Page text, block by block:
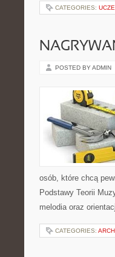
CATEGORIES:
POSTED BY ADMIN
osób, które chcą
Podstawy Teorii
melodia oraz
CATEGORIES: